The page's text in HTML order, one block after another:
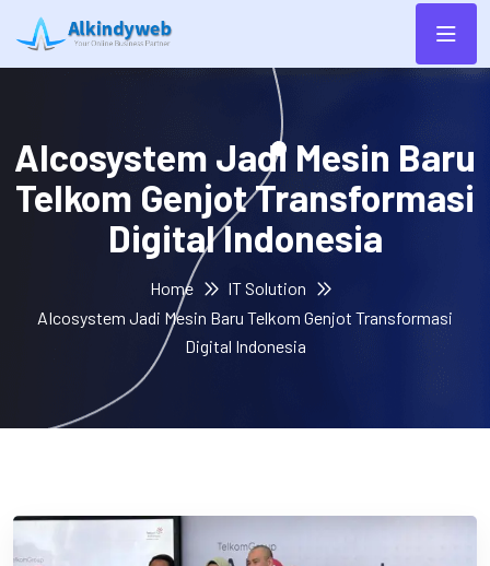
AIcosystem Jadi Mesin Baru
Telkom Genjot Transformasi
Digital Indonesia
Home
IT Solution
AIcosystem Jadi Mesin Baru Telkom Genjot Transformasi
Digital Indonesia